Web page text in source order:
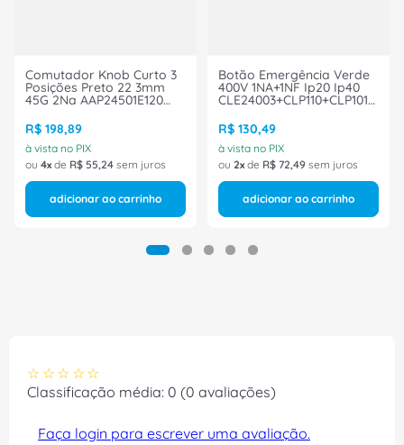
Comutador Knob Curto 3
Posições Preto 22 3mm
45G 2Na AAP24501E120
R$ 198,89
à vista no PIX
ou 4 de R$ 55,24 sem juros
adicionar ao carrinho
Botão Emergência Verde
400V 1NA+1NF Ip20 Ip40
CLE24003+CLP110+CLP101
R$ 130,49
à vista no PIX
ou 2 de R$ 72,49 sem juros
adicionar ao carrinho
☆ ☆ ☆ ☆ ☆
Classificação média: 0 (0 avaliações)
Faça login para escrever uma avaliação.